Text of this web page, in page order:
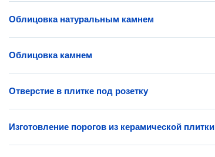
Облицовка натуральным камнем
Облицовка камнем
Отверстие в плитке под розетку
Изготовление порогов из керамической плитки